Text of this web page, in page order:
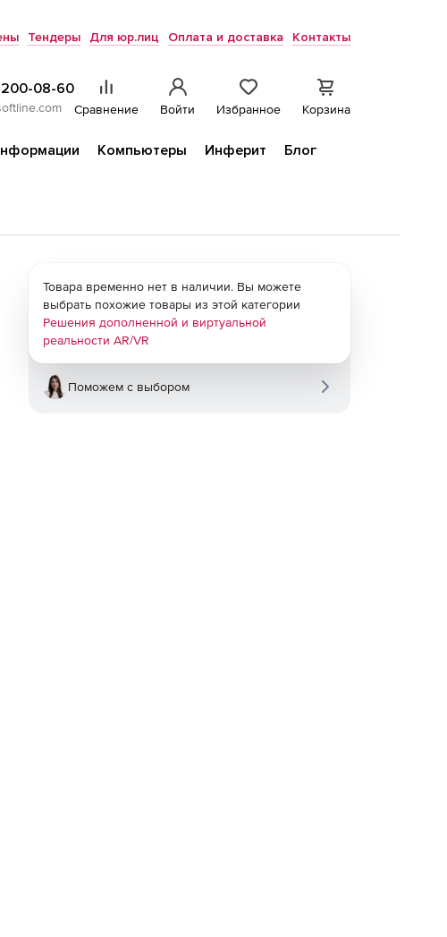
Тендеры Для юр.лиц Оплата и доставка Контакты
08-60
Сравнение Войти Избранное Корзина
Компьютеры Инферит
Блог
Товара временно нет в наличии. Вы можете
выбрать похожие товары из этой категории
Решения дополненной и виртуальной
реальности AR/VR
Поможем с выбором